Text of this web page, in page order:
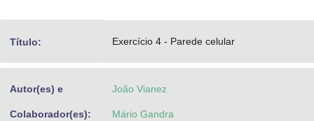
Advocacia-Geral da União
Banco Central do Brasil
Título: Exercício 4 - Parede celular
Autor(es) e
Colaborador(es):
João Vianez
Mário Gandra